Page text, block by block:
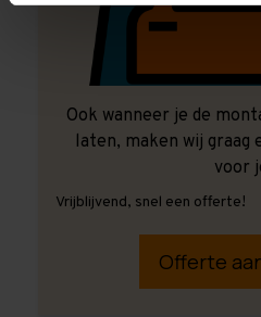
Ook wanneer je de
laten, maken wij
voor
Vrijblijvend, snel een offerte!
Offerte